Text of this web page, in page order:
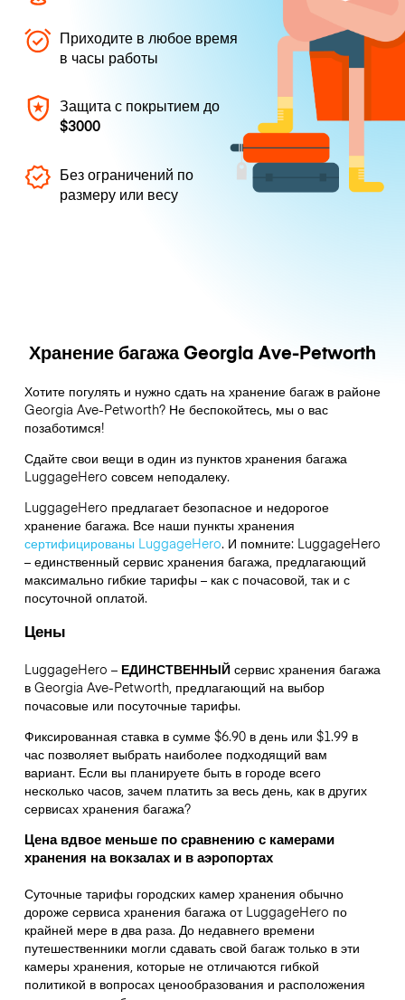
Приходите в любое время
в часы работы
Защита с покрытием до
$3000
Без ограничений по
размеру или весу
Хранение багажа Georgia Ave-Petworth
Хотите погулять и нужно сдать на хранение багаж в районе
Georgia Ave-Petworth? Не беспокойтесь, мы о вас
позаботимся!
Сдайте свои вещи в один из пунктов хранения багажа
LuggageHero совсем неподалеку.
LuggageHero предлагает безопасное и недорогое
хранение багажа. Все наши пункты хранения
сертифицированы LuggageHero. И помните: LuggageHero
– единственный сервис хранения багажа, предлагающий
максимально гибкие тарифы – как с почасовой, так и с
посуточной оплатой.
Цены
LuggageHero – ЕДИНСТВЕННЫЙсервис хранения багажа
в Georgia Ave-Petworth, предлагающий на выбор
почасовые или посуточные тарифы.
Фиксированная ставка в сумме $6.90 в день или $1.99 в
час позволяет выбрать наиболее подходящий вам
вариант. Если вы планируете быть в городе всего
несколько часов, зачем платить за весь день, как в других
сервисах хранения багажа?
Цена вдвое меньше по сравнению с камерами
хранения на вокзалах и в аэропортах
Суточные тарифы городских камер хранения обычно
дороже сервиса хранения багажа от LuggageHero по
крайней мере в два раза. До недавнего времени
путешественники могли сдавать свой багаж только в эти
камеры хранения, которые не отличаются гибкой
политикой в вопросах ценообразования и расположения